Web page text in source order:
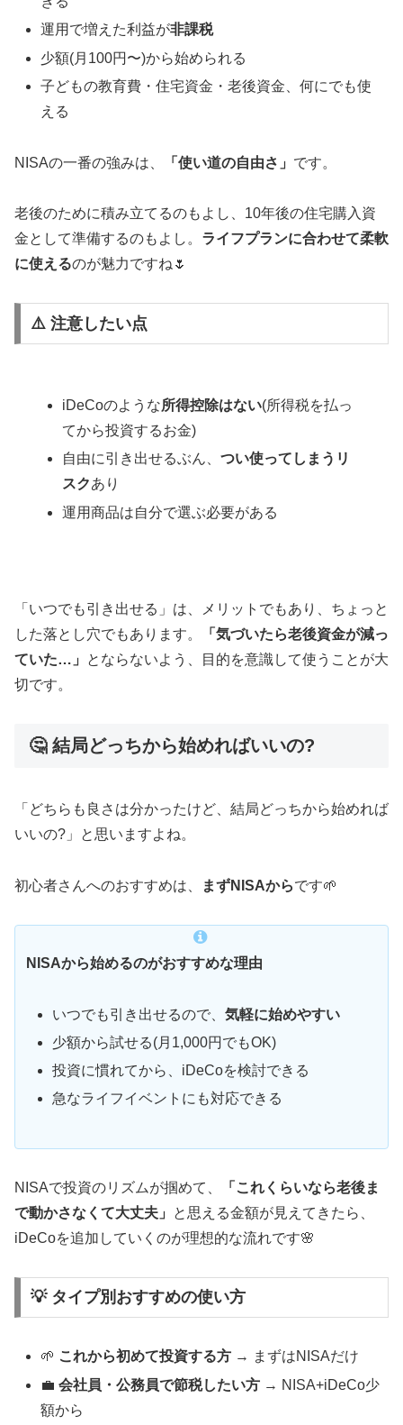
運用で増えた利益が非課税
少額(月100円〜)から始められる
子どもの教育費・住宅資金・老後資金、何にでも使
える
NISAの一番の強みは、 「使い道の自由さ」 です。
老後のために積み立てるのもよし、10年後の住宅購入資
金として準備するのもよし。 ライフプランに合わせて柔軟
に使えるのが魅力ですね🌷
⚠️ 注意したい点
iDeCoのような所得控除はない(所得税を払っ
てから投資するお金)
自由に引き出せるぶん、つい使ってしまうリ
スクあり
運用商品は自分で選ぶ必要がある
「いつでも引き出せる」は、メリットでもあり、ちょっと
した落とし穴でもあります。
「気づいたら老後資金が減っ
ていた…」
とならないよう、目的を意識して使うことが大
切です。
🤔 結局どっちから始めればいいの?
「どちらも良さは分かったけど、結局どっちから始めれば
いいの?」と思いますよね。
初心者さんへのおすすめは、 まずNISAからです🌱
NISAから始めるのがおすすめな理由
いつでも引き出せるので、気軽に始めやすい
少額から試せる(月1,000円でもOK)
投資に慣れてから、iDeCoを検討できる
急なライフイベントにも対応できる
NISAで投資のリズムが掴めて、
「これくらいなら老後ま
で動かさなくて大丈夫」
と思える金額が見えてきたら、
iDeCoを追加していくのが理想的な流れです🌸
💡 タイプ別おすすめの使い方
🌱 これから初めて投資する方 → まずはNISAだけ
💼会社員・公務員で節税したい方 → NISA+iDeCo少
額から